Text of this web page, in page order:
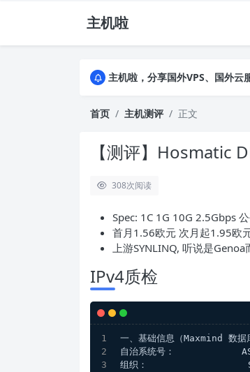
主机啦
主机啦，分享国外VPS、国外云
主机啦，分享国外VPS、国外云
首页 主机测评 正文
【测评】Hosmatic
308次阅读
Spec: 1C 1G 10G 2.5Gbps
首月1.56欧元 次月起1.95欧
上游SYNLINQ, 听说是
IPv4质检
一、基础信息（Maxmind 数据
自治系统号：
组织：